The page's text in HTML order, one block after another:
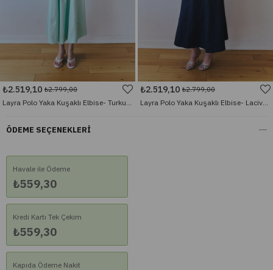
₺2.519,10 ₺2.799,00 ₺2.519,10 ₺2.799,00
ÖDEME SEÇENEKLERI
Havale ile Ödeme
₺559,30
Kredi Kartı Tek Çekim
₺559,30
Kapıda Ödeme Nakit